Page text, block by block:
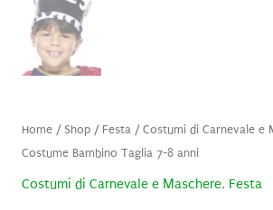
Home/ Shop/ Festa/Costumi di Carnevale e
Costume Bambino Taglia 7-8 anni
Costumi di Carnevale e Maschere, Festa